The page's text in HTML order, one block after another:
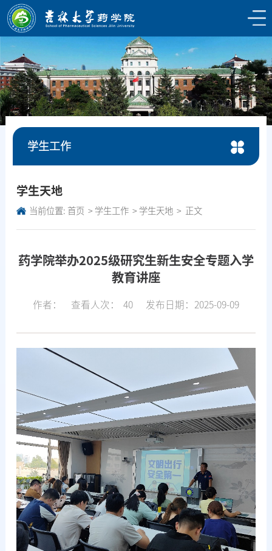
学生工作
学生天地
当前位置: 首页 学生工作 学生天地 正文
药学院举办2025级研究生新生安全专题入学
教育讲座
作者： 查看人次： 40 发布日期：2025-09-09